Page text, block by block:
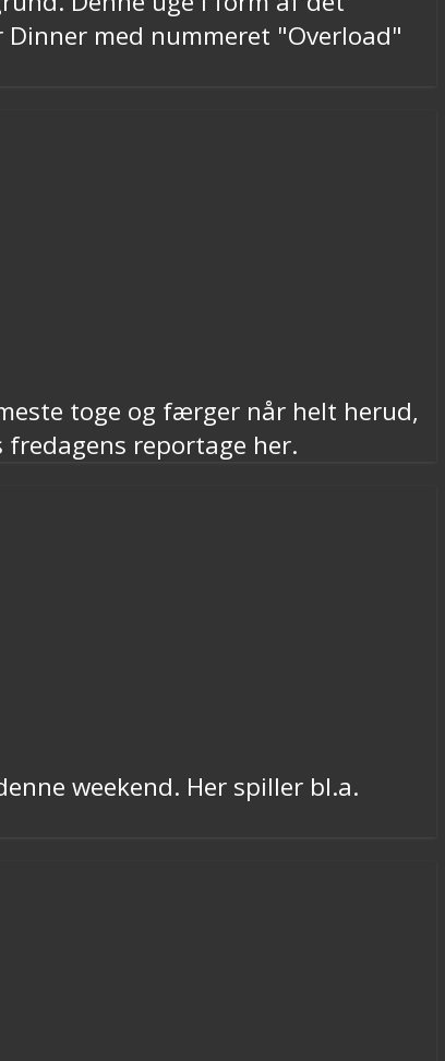
med nummeret "Overload"
toge og færger når helt herud,
reportage her.
weekend. Her spiller bl.a.